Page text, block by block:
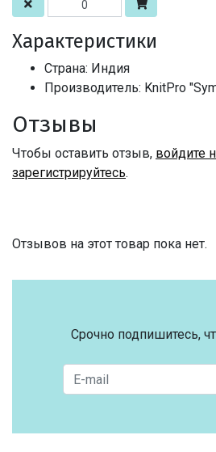
Характеристики
Страна: Индия
Производитель: KnitPro
Отзывы
Чтобы оставить отзыв, войдите
зарегистрируйтесь.
Отзывов на этот товар пока нет.
Срочно подпишитесь,